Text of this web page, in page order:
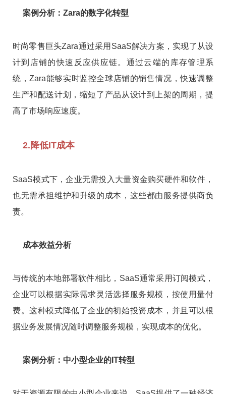
案例分析：Zara的数字化转型
时尚零售巨头Zara通过采用SaaS解决方案，实现了从设
计到店铺的快速反应供应链。通过云端的库存管理系
统，Zara能够实时监控全球店铺的销售情况，快速调整
生产和配送计划，缩短了产品从设计到上架的周期，提
高了市场响应速度。
2.降低IT成本
SaaS模式下，企业无需投入大量资金购买硬件和软件，
也无需承担维护和升级的成本，这些都由服务提供商负
责。
成本效益分析
与传统的本地部署软件相比，SaaS通常采用订阅模式，
企业可以根据实际需求灵活选择服务规模，按使用量付
费。这种模式降低了企业的初始投资成本，并且可以根
据业务发展情况随时调整服务规模，实现成本的优化。
案例分析：中小型企业的IT转型